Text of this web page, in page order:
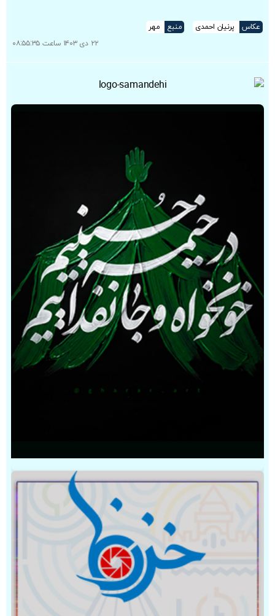
عکاس پرنیان احمدی منبع
مهر
۲۲ دی ۱۴۰۳ ساعت ۰۸:۵۵:۳۵